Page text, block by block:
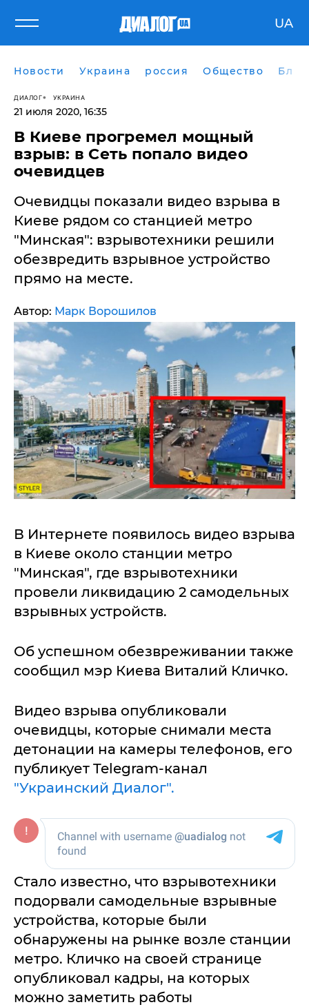
UA
Новости Украина россия Общество
ДИАЛОГ УКРАИНА
21 июля 2020, 16:35
В Киеве прогремел мощный
взрыв: ​в Сеть попало видео
очевидцев
​Очевидцы показали видео взрыва в
Киеве рядом со станцией метро
"Минская": взрывотехники решили
обезвредить взрывное устройство
прямо на месте.
Автор: Марк Ворошилов
В Интернете появилось видео взрыва
в Киеве около станции метро
"Минская", где взрывотехники
провели ликвидацию 2 самодельных
взрывных устройств.
Об успешном обезвреживании также
сообщил мэр Киева Виталий Кличко.
Видео взрыва опубликовали
очевидцы, которые снимали места
детонации на камеры телефонов, его
публикует Telegram-канал
"Украинский Диалог".
Стало известно, что взрывотехники
подорвали самодельные взрывные
устройства, которые были
обнаружены на рынке возле станции
метро. Кличко на своей странице
опубликовал кадры, на которых
можно заметить работы